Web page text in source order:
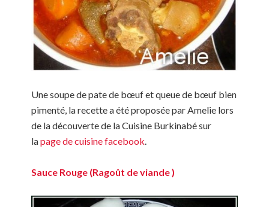
Une soupe de pate de bœuf et queue de bœuf bien
pimenté, la recette a été proposée par Amelie lors
de la découverte de la Cuisine Burkinabé sur
lapage de cuisine facebook.
Sauce Rouge (Ragoût de viande )